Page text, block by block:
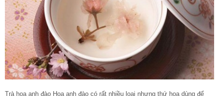
Trà hoa anh đào Hoa anh đào có rất nhiều loại nhưng thứ hoa dùng để